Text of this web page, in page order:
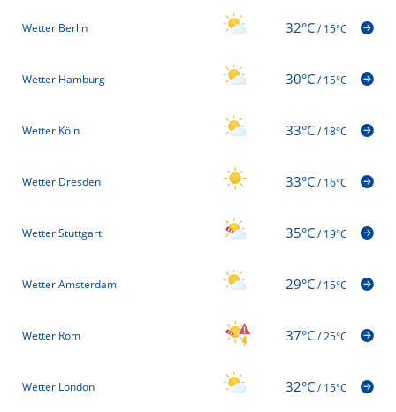
Wetter Berlin 32°C/15°C
Wetter Hamburg 30°C/15°C
Wetter Köln 33°C/18°C
Wetter Dresden 33°C/16°C
Wetter Stuttgart 35°C/19°C
Wetter Amsterdam 29°C/15°C
Wetter Rom 37°C/25°C
Wetter London 32°C/15°C